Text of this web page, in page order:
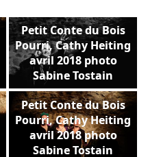
Petit Conte du Bois
Pourri, Cathy Heiting
avril 2018 photo
Sabine Tostain
Petit Conte du Bois
Pourri, Cathy Heiting
avril 2018 photo
Sabine Tostain